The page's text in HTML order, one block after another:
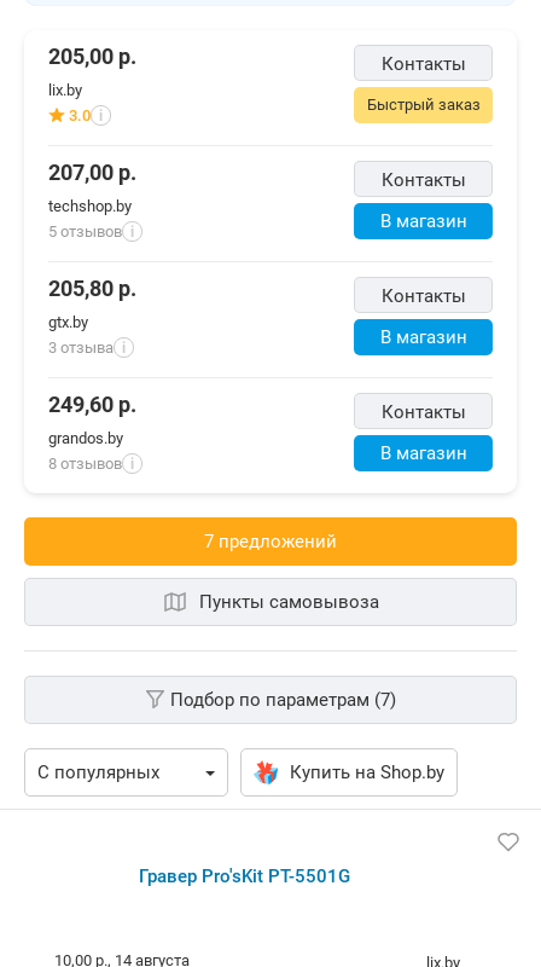
Контакты
Быстрый заказ
205,00 р.
lix.by
3.0 i
Контакты
В магазин
207,00 р.
techshop.by
5 отзывов i
Контакты
В магазин
205,80 р.
gtx.by
3 отзыва
i
Контакты
В магазин
249,60 р.
grandos.by
8 отзывов i
7 предложений
Пункты самовывоза
Подбор по параметрам (7)
Купить на Shop.by